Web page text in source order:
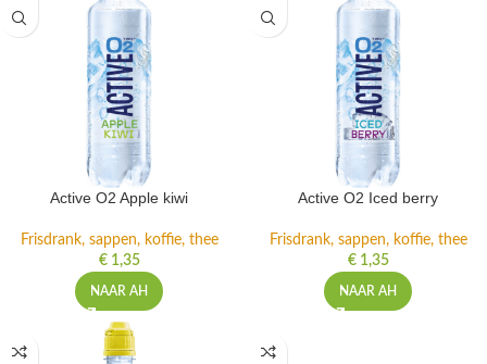
Active O2 Apple kiwi
Frisdrank, sappen, koffie, thee
€1,35
NAAR AH
Active O2 Iced berry
Frisdrank, sappen, koffie, thee
€1,35
NAAR AH